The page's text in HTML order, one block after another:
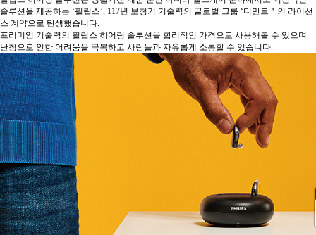
솔루션을 제공하는 ‘필립스’, 117년 보청기 기술력의 글로벌 그룹 ‘디만트＇의 라이선
스 계약으로 탄생했습니다.
프리미엄 기술력의 필립스 히어링 솔루션을 합리적인 가격으로 사용해볼 수 있으며
난청으로 인한 어려움을 극복하고 사람들과 자유롭게 소통할 수 있습니다.